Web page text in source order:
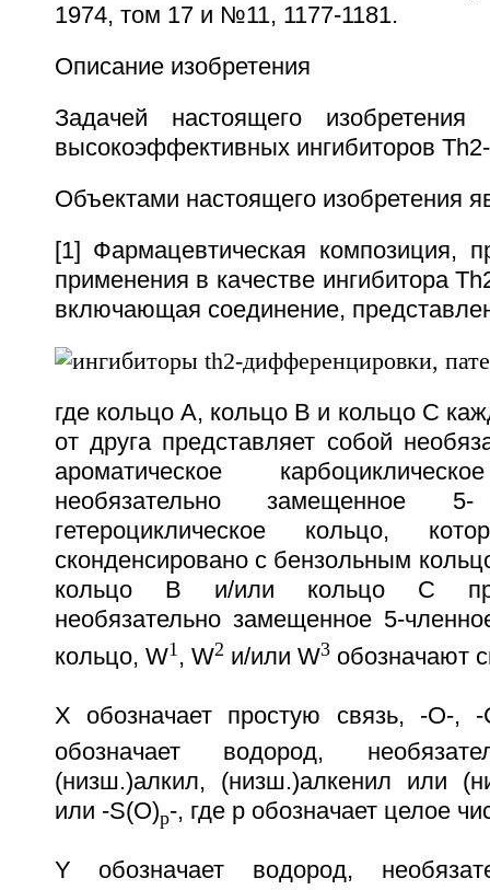
1974, том 17 и №11, 1177-1181.
Описание изобретения
Задачей настоящего изобретения
высокоэффективных ингибиторов
Объектами настоящего изобретения
[1] Фармацевтическая композиция,
применения в качестве ингибитора
включающая соединение,
где кольцо А, кольцо В и кольцо С
от друга представляет собой
ароматическое
необязательно замещенное
гетероциклическое кольцо,
сконденсировано с бензольным
кольцо В и/или кольцо С
необязательно замещенное 5-
кольцо, W1 , W2 и/или W3обозначают
Х обозначает простую связь, -О-,
обозначает водород,
(низш.)алкил, (низш.)алкенил или
или -S(O)p-, где р обозначает целое
Y обозначает водород,